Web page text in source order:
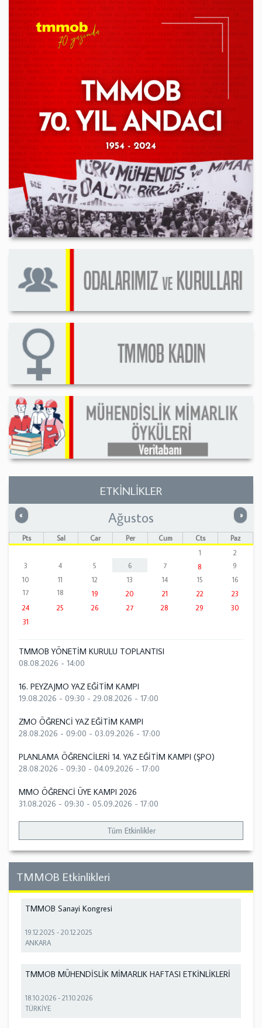
ETKİNLİKLER
« Önceki »
Ağustos
Pts Sal Çar Per Cum Cts
Paz
1
2
3
4 5 6 7 8
9
10
11 12 13 14 15
16
17
18 19 20 21 22
23
24
25 26 27 28 29
30
31
TMMOB YÖNETİM KURULU TOPLANTISI
08.08.2026 - 14:00
16. PEYZAJMO YAZ EĞİTİM KAMPI
19.08.2026 - 09:30 - 29.08.2026 - 17:00
ZMO ÖĞRENCİ YAZ EĞİTİM KAMPI
28.08.2026 - 09:00 - 03.09.2026 - 17:00
PLANLAMA ÖĞRENCİLERİ 14. YAZ EĞİTİM KAMPI (ŞPO)
28.08.2026 - 09:30 - 04.09.2026 - 17:00
MMO ÖĞRENCİ ÜYE KAMPI 2026
31.08.2026 - 09:30 - 05.09.2026 - 17:00
Tüm Etkinlikler
TMMOB Etkinlikleri
TMMOB Sanayi Kongresi
19.12.2025 -20.12.2025
ANKARA
TMMOB MÜHENDİSLİK MİMARLIK HAFTASI ETKİNLİKLERİ
18.10.2026 -21.10.2026
TÜRKİYE